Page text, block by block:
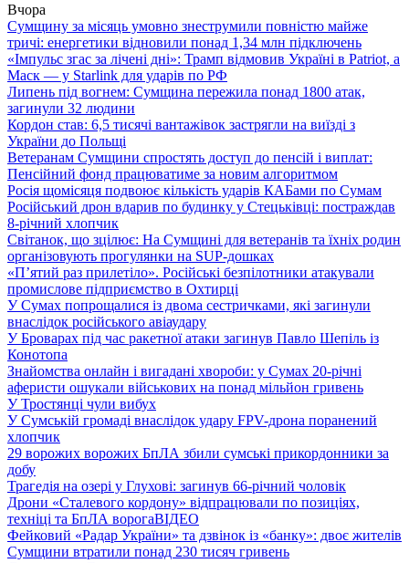
Вчора
Сумщину за місяць умовно знеструмили повністю майже
тричі: енергетики відновили понад 1,34 млн підключень
«Імпульс згас за лічені дні»: Трамп відмовив Україні в Patriot, а
Маск — у Starlink для ударів по РФ
Липень під вогнем: Сумщина пережила понад 1800 атак,
загинули 32 людини
Кордон став: 6,5 тисячі вантажівок застрягли на виїзді з
України до Польщі
Ветеранам Сумщини спростять доступ до пенсій і виплат:
Пенсійний фонд працюватиме за новим алгоритмом
Росія щомісяця подвоює кількість ударів КАБами по Сумам
Російський дрон вдарив по будинку у Стецьківці: постраждав
8-річний хлопчик
Світанок, що зцілює: На Сумщині для ветеранів та їхніх родин
організовують прогулянки на SUP-дошках
«П’ятий раз прилетіло». Російські безпілотники атакували
промислове підприємство в Охтирці
У Сумах попрощалися із двома сестричками, які загинули
внаслідок російського авіаудару
У Броварах під час ракетної атаки загинув Павло Шепіль із
Конотопа
Знайомства онлайн і вигадані хвороби: у Сумах 20-річні
аферисти ошукали військових на понад мільйон гривень
У Тростянці чули вибух
У Сумській громаді внаслідок удару FPV-дрона поранений
хлопчик
29 ворожих ворожих БпЛА збили сумські прикордонники за
добу
Трагедія на озері у Глухові: загинув 66-річний чоловік
Дрони «Сталевого кордону» відпрацювали по позиціях,
техніці та БпЛА ворогаВІДЕО
Фейковий «Радар України» та дзвінок із «банку»: двоє жителів
Сумщини втратили понад 230 тисяч гривень